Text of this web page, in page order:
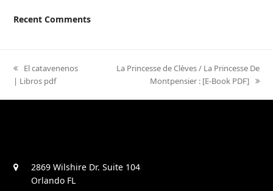
Recent Comments
previous
post:
El catavenenos
| Libros pdf
next
La Princesse de Clèves / La Princesse De
Montpensier : [E-Book PDF]
2869 Wilshire Dr. Suite 104
Orlando FL